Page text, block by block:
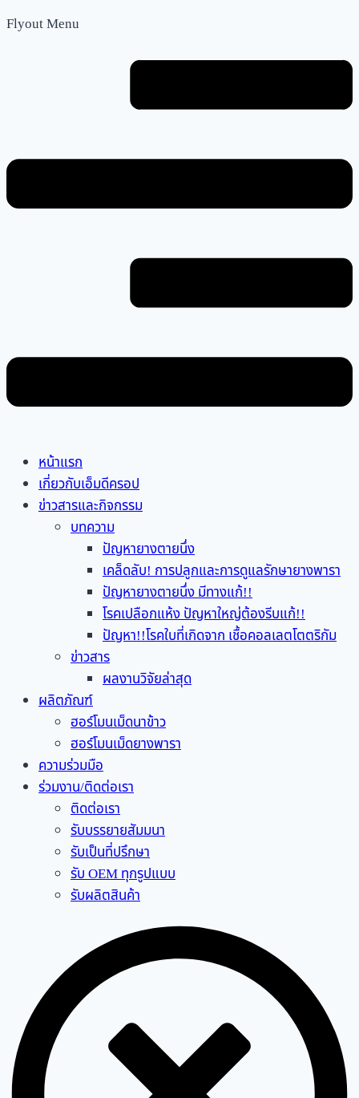
Flyout Menu
หน้าแรก
เกี่ยวกับเอ็มดีครอป
ข่าวสารและกิจกรรม
บทความ
ปัญหายางตายนึ่ง
เคล็ดลับ! การปลูกและการดูแลรักษายางพารา
ปัญหายางตายนึ่ง มีทางแก้!!
โรคเปลือกแห้ง ปัญหาใหญ่ต้องรีบแก้!!
ปัญหา!!โรคใบที่เกิดจาก เชื้อคอลเลตโตตริกัม
ข่าวสาร
ผลงานวิจัยล่าสุด
ผลิตภัณฑ์
ฮอร์โมนเม็ดนาข้าว
ฮอร์โมนเม็ดยางพารา
ความร่วมมือ
ร่วมงาน/ติดต่อเรา
ติดต่อเรา
รับบรรยายสัมมนา
รับเป็นที่ปรึกษา
รับ OEM ทุกรูปแบบ
รับผลิตสินค้า